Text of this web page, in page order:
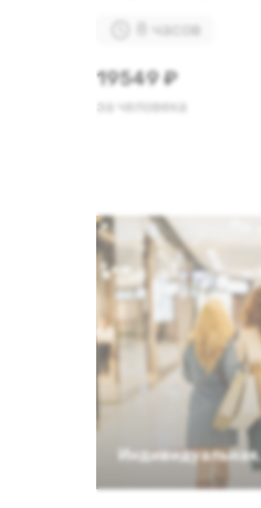
8 часов
19549 ₽
за человека
Индивидуальная,